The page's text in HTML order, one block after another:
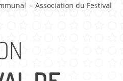
> Association du Festival